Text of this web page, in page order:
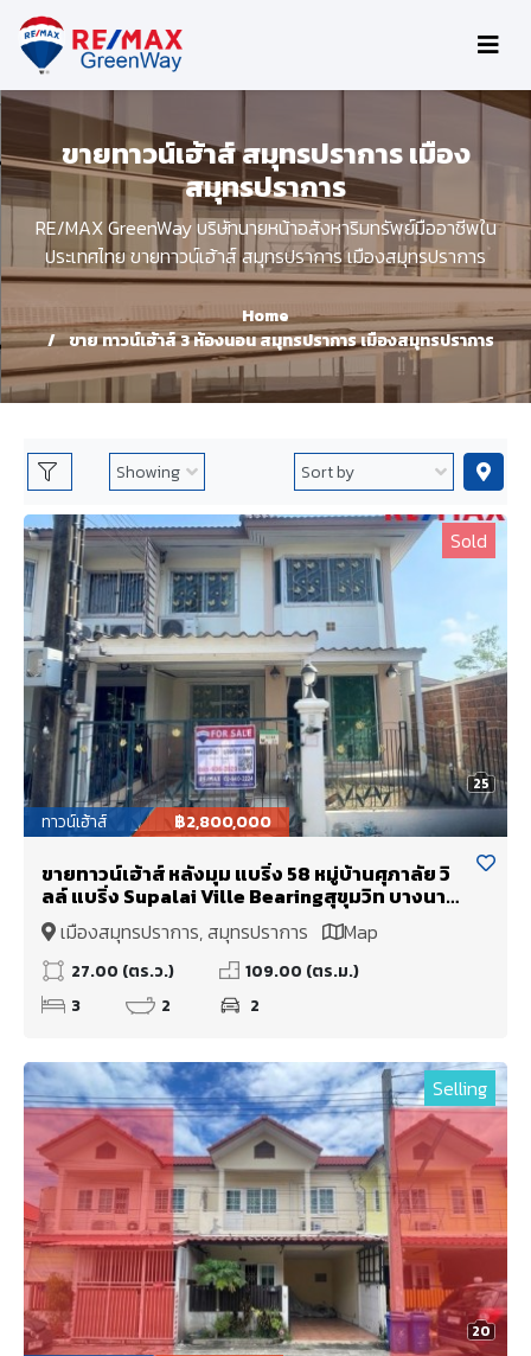
ขายทาวน์เฮ้าส์ สมุทรปราการ เมือง
สมุทรปราการ
RE/MAX GreenWay บริษัทนายหน้าอสังหาริมทรัพย์มืออาชีพใน
ประเทศไทย ขายทาวน์เฮ้าส์ สมุทรปราการ เมืองสมุทรปราการ
Home
ขาย ทาวน์เฮ้าส์ 3 ห้องนอน สมุทรปราการ เมืองสมุทรปราการ
25
Sold
ทาวน์เฮ้าส์ ฿2,800,000
ขายทาวน์เฮ้าส์ หลังมุม แบริ่ง 58 หมู่บ้านศุภาลัย วิ
ลล์ แบริ่ง Supalai Ville Bearingสุขุมวิท บางนา
อ่อนนุช สุวรรณภูมิ BTS สายสีเขียวและสายสี
เหลือง ใกล้โรงเรียนเซนต์โยเซฟ โรงเรียนนานาชาติ
และสนามบินสุวรรณภูมิ
เมืองสมุทรปราการ, สมุทรปราการ Map
27.00 (ตร.ว.)
109.00 (ตร.ม.)
3
2 2
20
Selling